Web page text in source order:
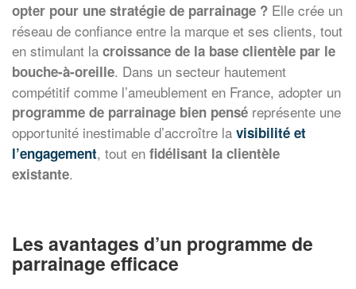
opter pour une stratégie de parrainage ? Elle crée un
réseau de confiance entre la marque et ses clients, tout
en stimulant la croissance de la base clientèle par le
bouche-à-oreille. Dans un secteur hautement
compétitif comme l’ameublement en France, adopter un
programme de parrainage bien pensé représente une
opportunité inestimable d’accroître la visibilité et
l’engagement, tout en fidélisant la clientèle
existante.
Les avantages d’un programme de
parrainage efficace